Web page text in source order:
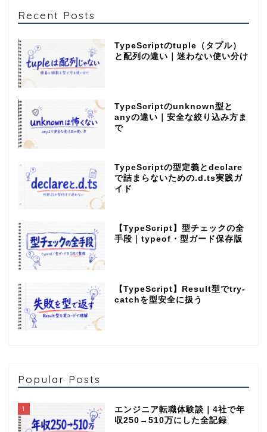
Recent Posts
TypeScriptのtuple（タプル）
と配列の違い｜迷わない使い分け
TypeScriptのunknown型と
anyの違い｜安全な絞り込み方ま
で
TypeScriptの型定義とdeclare
で詰まらないための.d.ts実践ガ
イド
【TypeScript】型チェックの全
手段｜typeof・型ガード保存版
【TypeScript】Result型でtry-
catchを型安全に扱う
Popular Posts
1
エンジニア転職体験談｜4社で年
収250→510万にした全記録